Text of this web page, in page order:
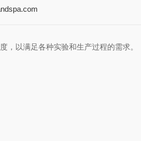
以满足各种实验和生产过程的需求。